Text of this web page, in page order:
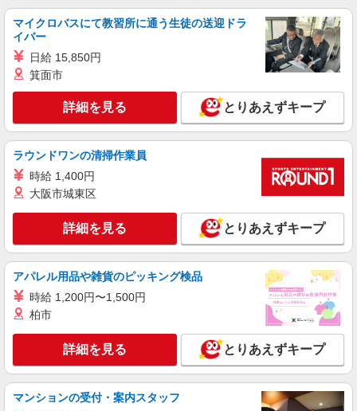
芝浦１－１－１）
詳細を見る
アルバイト
コンパスグループ・ジャパン株式会社 21818_p
調理師【アルバイト・パート】
時給1,700円以上 試用期間中 時給1,700円以上
(試用期間2ヶ月) 残業が発生した場合、残業代を1
分単位で別途支給します。
高輪ゲートウェイシティ 従業員食堂 （東京
都港区高輪２－２１－２ ４街区 サウスタワー
詳細を見る
アルバイト パート
コンパスグループ・ジャパン株式会社 21771_p
分単位で別途支給します。
港区立港南小学校 （東京都港区港南４丁目３
番２８号）
キープ 詳細を見る
マイクロバスにて教習所に通う生徒の送迎ドラ
イバー
日給 15,850円
箕面市
詳細を見る とりあえずキープ
ラウンドワンの清掃作業員
時給 1,400円
大阪市城東区
詳細を見る とりあえずキープ
アパレル用品や雑貨のピッキング検品
時給 1,200円〜1,500円
柏市
詳細を見る とりあえずキープ
マンションの受付・案内スタッフ